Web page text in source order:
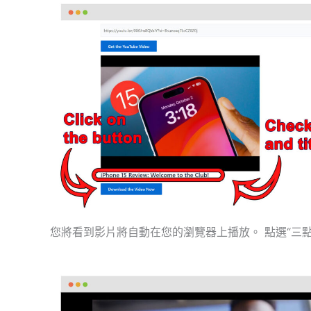
您將看到影片將自動在您的瀏覽器上播放。 點選“三